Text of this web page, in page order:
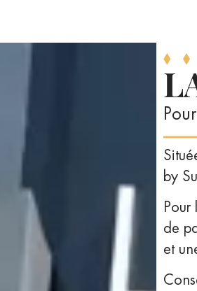
by
de
et